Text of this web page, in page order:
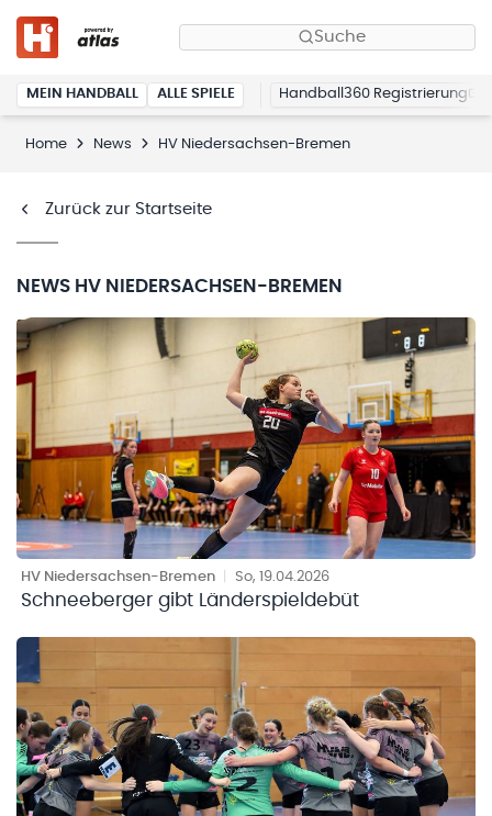
Suche
MEIN HANDBALL ALLE SPIELE Handball360 Registrierung
Home News HV Niedersachsen-Bremen
Zurück zur Startseite
NEWS HV NIEDERSACHSEN-BREMEN
HV Niedersachsen-Bremen So, 19.04.2026
Schneeberger gibt Länderspieldebüt